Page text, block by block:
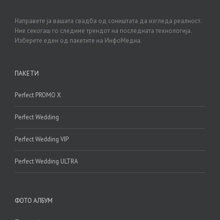
Направете ја вашата свадба од соништата да изгледа реалност.
Ние секогаш го следиме трендот на последната технологија.
Изберете еден од пакетите на ИнфоМедиа.
ПАКЕТИ
Perfect PROMO X
Perfect Wedding
Perfect Wedding VIP
Perfect Wedding ULTRA
ФОТО АЛБУМ